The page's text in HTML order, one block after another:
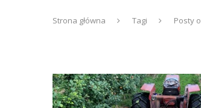
Strona główna Tagi Posty